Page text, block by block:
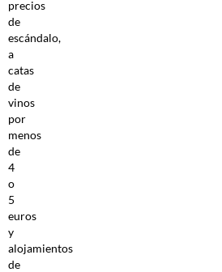
precios
de
escándalo,
a
catas
de
vinos
por
menos
de
4
o
5
euros
y
alojamientos
de